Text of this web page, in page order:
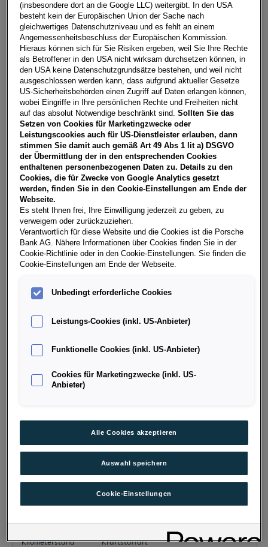
Born 77/82 e-Boost 170kW/231PS
5112 Lamprechtshausen, Salzburg
Erstzulassung
04/2025 95 PS (70 kW)
Kilometerstand
21.000 km
Kraftstoffart
Elektro (Strom bzw. Solarzellen)
Fahrzeug & Finanzierung
Born ENDURANCE 79/84 170kW/231PS
, Vorarlberg
06/2026 95 PS (70 kW)
Kilometerstand Kraftstoffart
(insbesondere dort an die Google LLC) weitergibt. In den USA
besteht kein der Europäischen Union der Sache nach
gleichwertiges Datenschutzniveau und es fehlt an einem
Angemessenheitsbeschluss der Europäischen Kommission.
Hieraus können sich für Sie Risiken ergeben, weil Sie Ihre Rechte
als Betroffener in den USA nicht wirksam durchsetzen können, in
den USA keine Datenschutzgrundsätze bestehen, und weil nicht
ausgeschlossen werden kann, dass aufgrund aktueller Gesetze
US-Sicherheitsbehörden einen Zugriff auf Daten erlangen können,
wobei Eingriffe in Ihre persönlichen Rechte und Freiheiten nicht
auf das absolut Notwendige beschränkt sind.Sollten Sie das
Setzen von Cookies für Marketingzwecke oder
Leistungscookies auch für US-Dienstleister erlauben, dann
stimmen Sie damit auch gemäß Art 49 Abs 1 lit a) DSGVO
der Übermittlung der in den entsprechenden Cookies
enthaltenen personenbezogenen Daten zu. Details zu den
Cookies, die für Zwecke von Google Analytics gesetzt
werden, finden Sie in den Cookie-Einstellungen am Ende der
Webseite.
Es steht Ihnen frei, Ihre Einwilligung jederzeit zu geben, zu
verweigern oder zurückzuziehen.
Verantwortlich für diese Website und die Cookies ist die Porsche
Bank AG. Nähere Informationen über Cookies finden Sie in der
Cookie-Richtlinie oder in den Cookie-Einstellungen. Sie finden die
Cookie-Einstellungen am Ende der Webseite.
Unbedingt erforderliche Cookies
Leistungs-Cookies (inkl. US-Anbieter)
Funktionelle Cookies (inkl. US-Anbieter)
Cookies für Marketingzwecke (inkl. US-
Anbieter)
Alle Cookies akzeptieren
Auswahl speichern
Cookie-Einstellungen